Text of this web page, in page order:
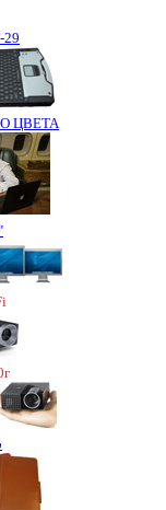
29
ЦВЕТА